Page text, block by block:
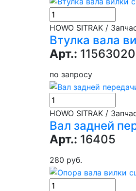
HOWO SITRAK /
Втулка вала
Арт.:
по запросу
HOWO SITRAK /
Вал задней
Арт.: 16405
280 руб.